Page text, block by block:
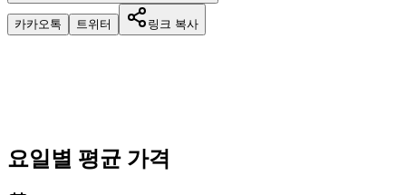
카카오톡 트위터 링크 복사
요일별 평균 가격